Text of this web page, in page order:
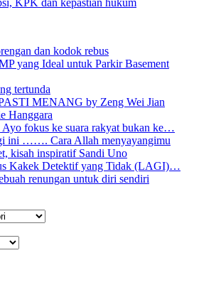
dan kodok rebus
yang Ideal untuk Parkir Basement
tertunda
MENANG by Zeng Wei Jian
Hanggara
Ayo fokus ke suara rakyat bukan ke…
ini ……. Cara Allah menyayangimu
kisah inspiratif Sandi Uno
Kakek Detektif yang Tidak (LAGI)…
renungan untuk diri sendiri